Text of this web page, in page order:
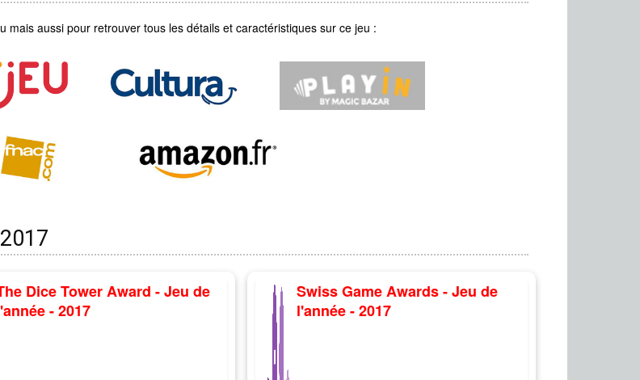
aussi pour retrouver tous les détails et caractéristiques sur ce jeu :
Dice Tower Award - Jeu de
- 2017
Swiss Game Awards - Jeu de
l'année - 2017